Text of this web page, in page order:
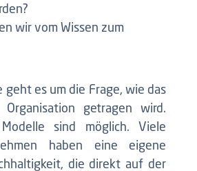
wir vom Wissen zum
geht es um die Frage, wie das
Organisation getragen wird.
Modelle sind möglich. Viele
haben eine eigene
die direkt auf der